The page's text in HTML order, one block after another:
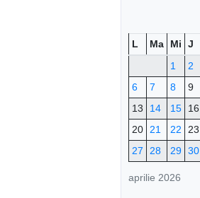
aprilie 2026
L Ma Mi J
1
2
6
7 8 9
13
14 15 16
20
21 22 23
27
28 29 30